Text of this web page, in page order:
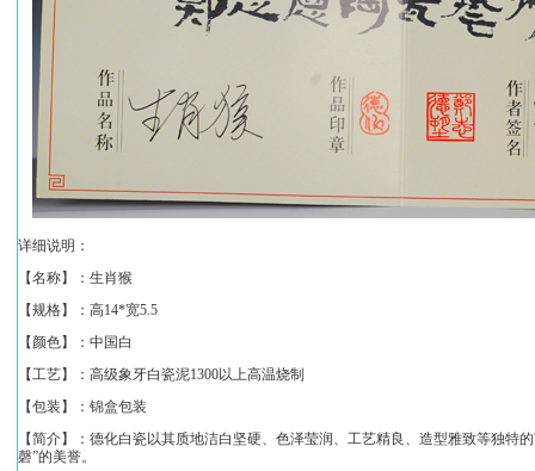
详细说明：
【名称】： 生肖猴
【规格】： 高14*宽5.5
【颜色】：中国白
【工艺】：高级象牙白瓷泥1300以上高温烧制
【包装】：锦盒包装
【简介】：德化白瓷以其质地洁白坚硬、色泽莹润、工艺精良、造型雅致等独特
磬”的美誉。